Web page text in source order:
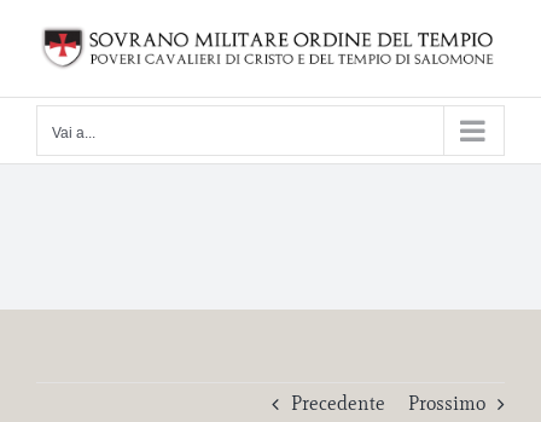
contenuto
Vai a...
Precedente Prossimo